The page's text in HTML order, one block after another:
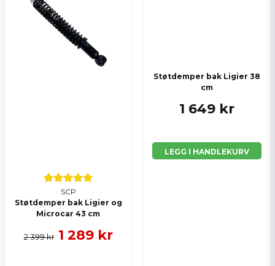
SCP
Støtdemper bak Ligier og
Microcar 43 cm
2 399 kr 1 289 kr
Støtdemper bak Ligier 38
cm
1 649 kr
LEGG I HANDLEKURV
Send spørsmål